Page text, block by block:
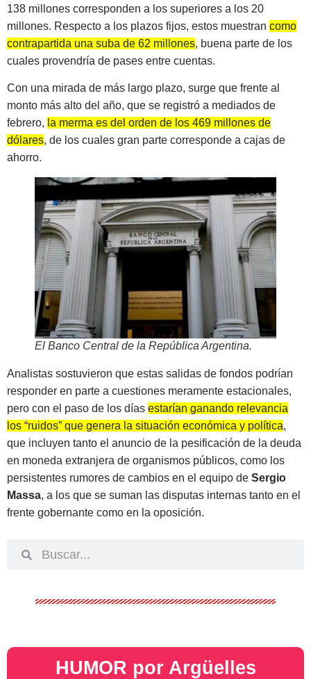
138 millones corresponden a los superiores a los 20
millones. Respecto a los plazos fijos, estos muestran como
contrapartida una suba de 62 millones, buena parte de los
cuales provendría de pases entre cuentas.
Con una mirada de más largo plazo, surge que frente al
monto más alto del año, que se registró a mediados de
febrero, la merma es del orden de los 469 millones de
dólares, de los cuales gran parte corresponde a cajas de
ahorro.
El Banco Central de la República Argentina.
Analistas sostuvieron que estas salidas de fondos podrían
responder en parte a cuestiones meramente estacionales,
pero con el paso de los días estarían ganando relevancia
los “ruidos” que genera la situación económica y política,
que incluyen tanto el anuncio de la pesificación de la deuda
en moneda extranjera de organismos públicos, como los
persistentes rumores de cambios en el equipo de Sergio
Massa, a los que se suman las disputas internas tanto en el
frente gobernante como en la oposición.
HUMOR por Argüelles​